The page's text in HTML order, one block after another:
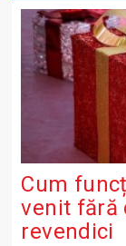
Cum
venit fără
revendici